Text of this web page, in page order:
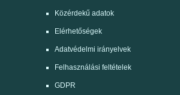
Közérdekű adatok
Elérhetőségek
Adatvédelmi irányelvek
Felhasználási feltételek
GDPR